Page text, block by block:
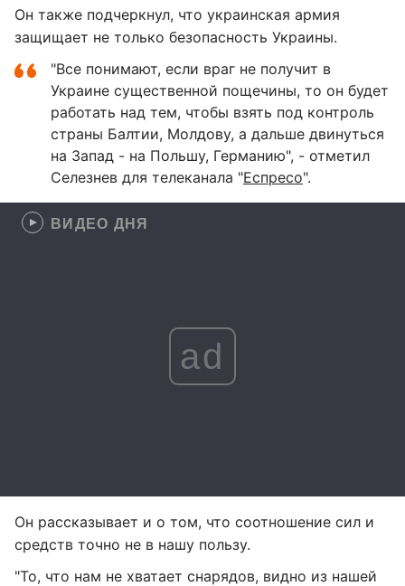
Он также подчеркнул, что украинская армия
защищает не только безопасность Украины.
"Все понимают, если враг не получит в
Украине существенной пощечины, то он будет
работать над тем, чтобы взять под контроль
страны Балтии, Молдову, а дальше двинуться
на Запад - на Польшу, Германию", - отметил
Селезнев для телеканала "Еспресо".
ВИДЕО ДНЯ
ad
Он рассказывает и о том, что соотношение сил и
средств точно не в нашу пользу.
"То, что нам не хватает снарядов, видно из нашей